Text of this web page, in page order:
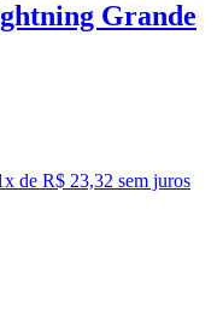
Grande
x de R$ 23,32 sem juros